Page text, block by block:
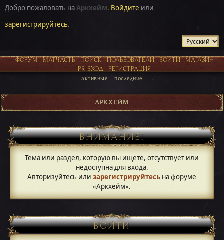
Добро пожаловать наАркхейм. Войдите или
зарегистрируйтесь.
ФОРУМ МАТЧАСТЬ ПОИСК ПОЛЬЗОВАТЕЛИ ВОЙТИ
МАГАЗИН
PR-ВХОД
РЕГИСТРАЦИЯ
активные последние
АРКХЕЙМ
ВНИМАНИЕ!
Тема или раздел, которую вы ищете, отсутствует или
недоступна для входа.
Авторизуйтесь или зарегистрируйтесь на форуме
«Аркхейм».
ВОЙТИ